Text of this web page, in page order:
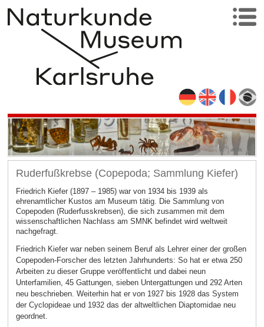
Ruderfußkrebse (Copepoda; Sammlung Kiefer)
Friedrich Kiefer (1897 – 1985) war von 1934 bis 1939 als
ehrenamtlicher Kustos am Museum tätig. Die Sammlung von
Copepoden (Ruderfusskrebsen), die sich zusammen mit dem
wissenschaftlichen Nachlass am SMNK befindet wird weltweit
nachgefragt.
Friedrich Kiefer war neben seinem Beruf als Lehrer einer der großen
Copepoden-Forscher des letzten Jahrhunderts: So hat er etwa 250
Arbeiten zu dieser Gruppe veröffentlicht und dabei neun
Unterfamilien, 45 Gattungen, sieben Untergattungen und 292 Arten
neu beschrieben. Weiterhin hat er von 1927 bis 1928 das System
der Cyclopideae und 1932 das der altweltlichen Diaptomidae neu
geordnet.